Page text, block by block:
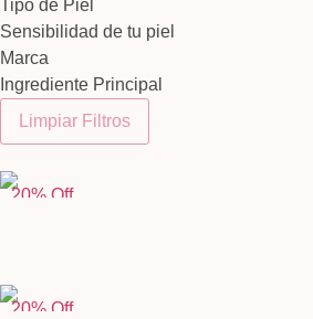
Tipo de Piel
Sensibilidad de tu piel
Marca
Ingrediente Principal
Limpiar Filtros
20% Off
20% Off